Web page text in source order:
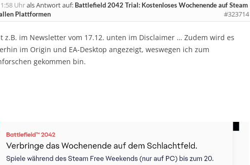
Uhrals Antwort auf: Battlefield 2042 Trial: Kostenloses Wochenende auf Steam
Plattformen
#323714
z.B. im Newsletter vom 17.12. unten im Disclaimer … Zudem wird es
im Origin und EA-Desktop angezeigt, weswegen ich zum
gekommen bin.